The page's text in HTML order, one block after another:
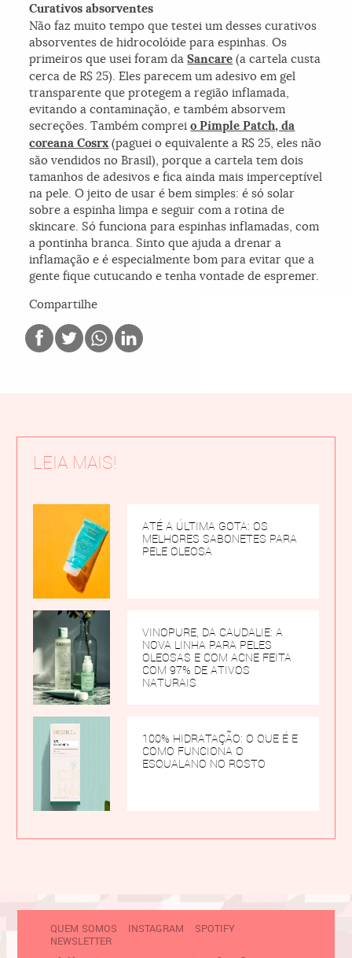
Curativos absorventes
Não faz muito tempo que testei um desses curativos
absorventes de hidrocolóide para espinhas. Os
primeiros que usei foram daSancare (a cartela custa
cerca de R$ 25). Eles parecem um adesivo em gel
transparente que protegem a região inflamada,
evitando a contaminação, e também absorvem
secreções. Também compreio Pimple Patch, da
coreana Cosrx (paguei o equivalente a R$ 25, eles não
são vendidos no Brasil), porque a cartela tem dois
tamanhos de adesivos e fica ainda mais imperceptível
na pele. O jeito de usar é bem simples: é só solar
sobre a espinha limpa e seguir com a rotina de
skincare. Só funciona para espinhas inflamadas, com
a pontinha branca. Sinto que ajuda a drenar a
inflamação e é especialmente bom para evitar que a
gente fique cutucando e tenha vontade de espremer.
Compartilhe
LEIA MAIS!
ATÉ A ÚLTIMA GOTA: OS
MELHORES SABONETES PARA
PELE OLEOSA
VINOPURE, DA CAUDALIE: A
NOVA LINHA PARA PELES
OLEOSAS E COM ACNE FEITA
COM 97% DE ATIVOS
NATURAIS
100% HIDRATAÇÃO: O QUE É E
COMO FUNCIONA O
ESQUALANO NO ROSTO
QUEM SOMOS INSTAGRAM
SPOTIFY
NEWSLETTER